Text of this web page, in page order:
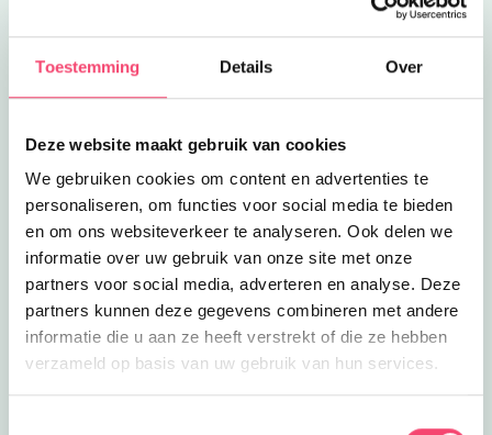
Toestemming Details Over
Deze website maakt gebruik van cookies
We gebruiken cookies om content en advertenties te
personaliseren, om functies voor social media te bieden
en om ons websiteverkeer te analyseren. Ook delen we
informatie over uw gebruik van onze site met onze
partners voor social media, adverteren en analyse. Deze
partners kunnen deze gegevens combineren met andere
informatie die u aan ze heeft verstrekt of die ze hebben
verzameld op basis van uw gebruik van hun services.
een ervaren trainer, geschikt voor
kinderen vanaf 10 jaar.
Bowlen bij Net Iets Anders
het kan allemaal bij Net Iets Anders!
Lees meer Bowlen bij Net Iets Anders
3.3 km
Uit eten
Koffiebar Leut
Goede koffie, verse thee of limonade
met een lekker stukje taart is wat je
krijgt bij Leut in Oisterwijk.
Lees meer Koffiebar Leut
Eropuit | Uit eten
Fantastische speelplek!
Lees meer Fantastische speelplek!